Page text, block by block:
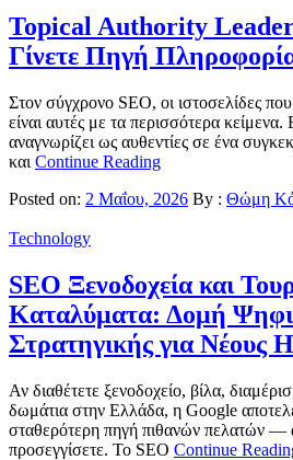
Topical Authority
Γίνετε Πηγή
Στον σύγχρονο SEO, οι ιστοσελίδες
είναι αυτές με τα περισσότερα
αναγνωρίζει ως αυθεντίες σε ένα
και Continue Reading
Posted on: 2 Μαΐου, 2026 By : Θώμη
Technology
SEO Ξενοδοχεία και
Καταλύματα: Δομή
Στρατηγικής για Νέους
Αν διαθέτετε ξενοδοχείο, βίλα,
δωμάτια στην Ελλάδα, η Google
σταθερότερη πηγή πιθανών πελατών —
προσεγγίσετε. Το SEO Continue